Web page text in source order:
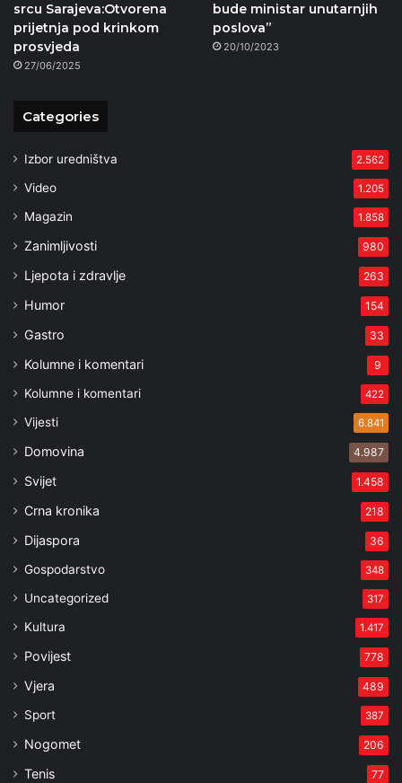
srcu Sarajeva:Otvorena
prijetnja pod krinkom
prosvjeda
27/06/2025
bude ministar unutarnjih
poslova”
20/10/2023
Categories
Izbor uredništva 2.562
Video 1.205
Magazin 1.858
Zanimljivosti 980
Ljepota i zdravlje 263
Humor 154
Gastro 33
Kolumne i komentari 9
Kolumne i komentari 422
Vijesti 6.841
Domovina 4.987
Svijet 1.458
Crna kronika 218
Dijaspora 36
Gospodarstvo 348
Uncategorized 317
Kultura 1.417
Povijest 778
Vjera 489
Sport 387
Nogomet 206
Tenis 77